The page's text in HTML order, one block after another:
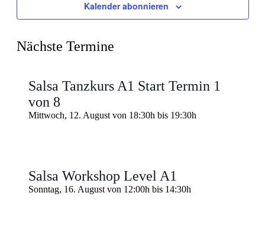
Kalender abonnieren
Nächste Termine
Salsa Tanzkurs A1 Start Termin 1
von 8
Mittwoch, 12. August von 18:30h bis 19:30h
Salsa Workshop Level A1
Sonntag, 16. August von 12:00h bis 14:30h